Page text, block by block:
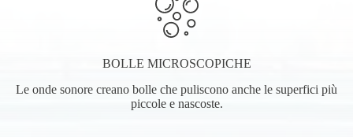
BOLLE MICROSCOPICHE
Le onde sonore creano bolle che puliscono anche le superfici più
piccole e nascoste.